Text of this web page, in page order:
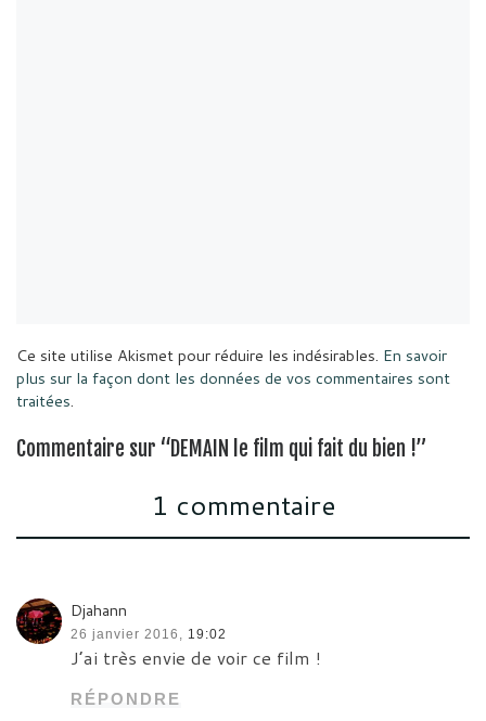
Ce site utilise Akismet pour réduire les indésirables. En savoir
plus sur la façon dont les données de vos commentaires sont
traitées.
Commentaire sur “DEMAIN le film qui fait du bien !”
1 commentaire
Djahann
26 janvier 2016, 19:02
J’ai très envie de voir ce film !
RÉPONDRE